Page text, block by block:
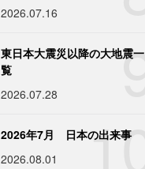
2026.07.16
9
東日本大震災以降の大地震一
覧
2026.07.28
10
2026年7月 日本の出来事
2026.08.01